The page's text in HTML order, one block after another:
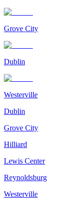
Grove City
Dublin
Westerville
Dublin
Grove City
Hilliard
Lewis Center
Reynoldsburg
Westerville